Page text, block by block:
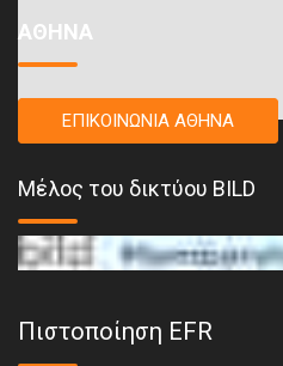
ΑΘΗΝΑ
ΕΠΙΚΟΙΝΩΝΙΑ ΑΘΗΝΑ
Μέλος του δικτύου BILD
Πιστοποίηση EFR